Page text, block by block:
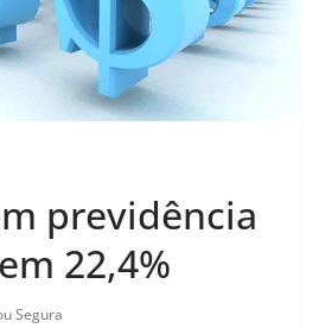
previdência
22,4%
Segura